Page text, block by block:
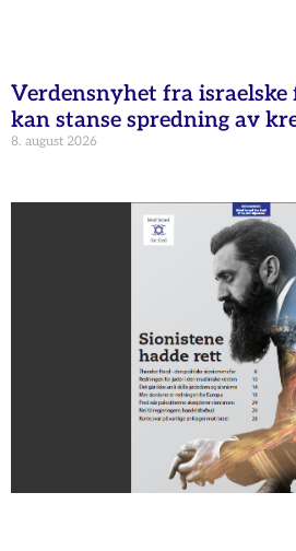
Verdensnyhet fra israelske
kan stanse spredning av
8. august 2026